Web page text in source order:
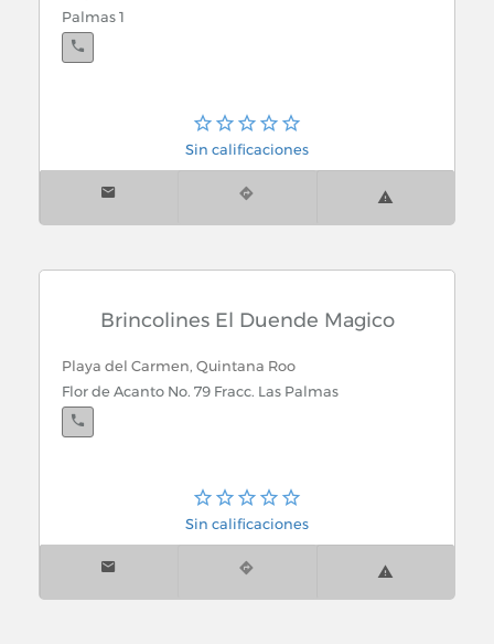
Palmas 1
Sin calificaciones
Brincolines El Duende Magico
Playa del Carmen, Quintana Roo
Flor de Acanto No. 79 Fracc. Las Palmas
Sin calificaciones